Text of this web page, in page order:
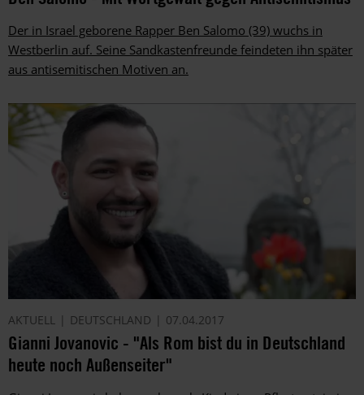
Der in Israel geborene Rapper Ben Salomo (39) wuchs in
Westberlin auf. Seine Sandkastenfreunde feindeten ihn später
aus antisemitischen Motiven an.
AKTUELL DEUTSCHLAND 07.04.2017
Gianni Jovanovic - "Als Rom bist du in Deutschland
heute noch Außenseiter"